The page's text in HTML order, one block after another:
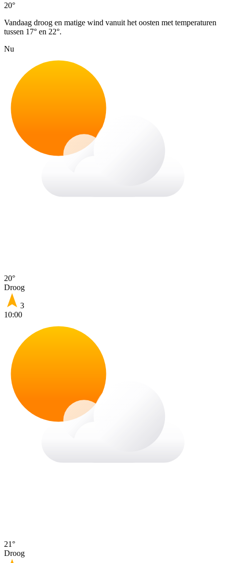
20°
Vandaag droog en matige wind vanuit het oosten met temperaturen
tussen 17° en 22°.
Nu
20°
Droog
3
10:00
21°
Droog